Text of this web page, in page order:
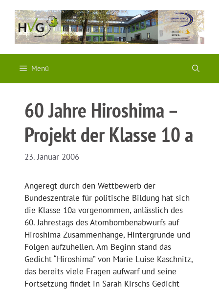
Inhalt
springen
Menü
60 Jahre Hiroshima –
Projekt der Klasse 10 a
23. Januar 2006
Angeregt durch den Wettbewerb der
Bundeszentrale für politische Bildung hat sich
die Klasse 10a vorgenommen, anlässlich des
60. Jahrestags des Atombombenabwurfs auf
Hiroshima Zusammenhänge, Hintergründe und
Folgen aufzuhellen. Am Beginn stand das
Gedicht “Hiroshima” von Marie Luise Kaschnitz,
das bereits viele Fragen aufwarf und seine
Fortsetzung findet in Sarah Kirschs Gedicht